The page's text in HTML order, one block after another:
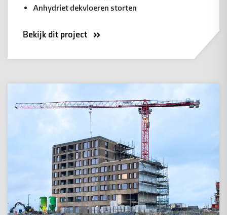
Anhydriet dekvloeren storten
Bekijk dit project